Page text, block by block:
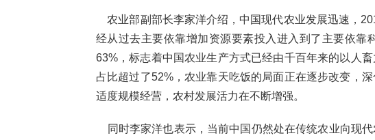
农业部副部长李家洋介绍，中国现代农业发展迅速，
经从过去主要依靠增加资源要素投入进入到了主要依靠
63%，标志着中国农业生产方式已经由千百年来的以人
占比超过了52%，农业靠天吃饭的局面正在逐步改变，
适度规模经营，农村发展活力在不断增强。
同时李家洋也表示，当前中国仍然处在传统农业向现